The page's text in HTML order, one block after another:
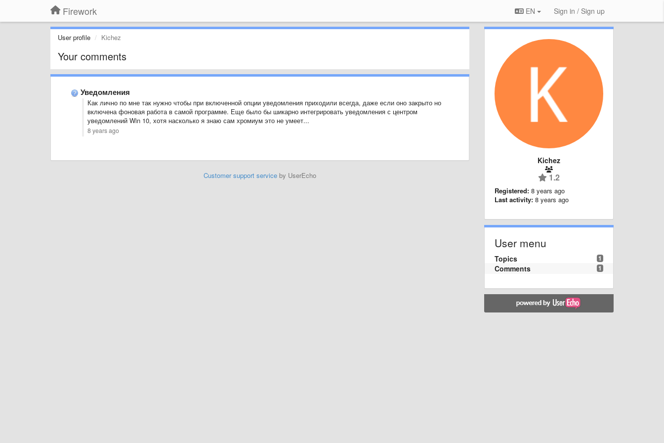
Firework EN Sign in / Sign up
User profile Kichez
Your comments
Уведомления
Как лично по мне так нужно чтобы при включенной опции уведомления приходили всегда, даже если оно закрыто но
включена фоновая работа в самой программе. Еще было бы шикарно интегрировать уведомления с центром
уведомлений Win 10, хотя насколько я знаю сам хромиум это не умеет...
8 years ago
Customer support serviceby UserEcho
Kichez
1.2
Registered: 8 years ago
Last activity: 8 years ago
User menu
1
Topics
1
Comments